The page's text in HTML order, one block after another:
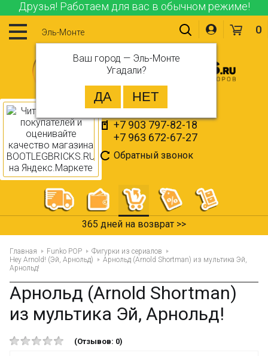
Друзья! Работаем для вас в обычном режиме!
Эль-Монте
Ваш город — Эль-Монте
Угадали?
+7 903 797-82-18
+7 963 672-67-27
Обратный звонок
0
365 дней на возврат >>
Главная Funko POP
Фигурки из сериалов
Hey Arnold! (Эй, Арнольд)
Арнольд (Arnold Shortman) из мультика Эй,
Арнольд!
Арнольд (Arnold Shortman)
из мультика Эй, Арнольд!
(Отзывов: 0)